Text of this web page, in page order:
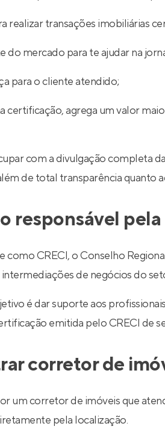
realizar transações imobiliárias
do mercado para te ajudar na
para o cliente atendido;
certificação, agrega um valor
com a divulgação completa
de total transparência quanto
responsável
CRECI, o Conselho
de negócios do
é dar suporte aos
emitida pelo CRECI de
corretor de
um corretor de imóveis que
pela localização.